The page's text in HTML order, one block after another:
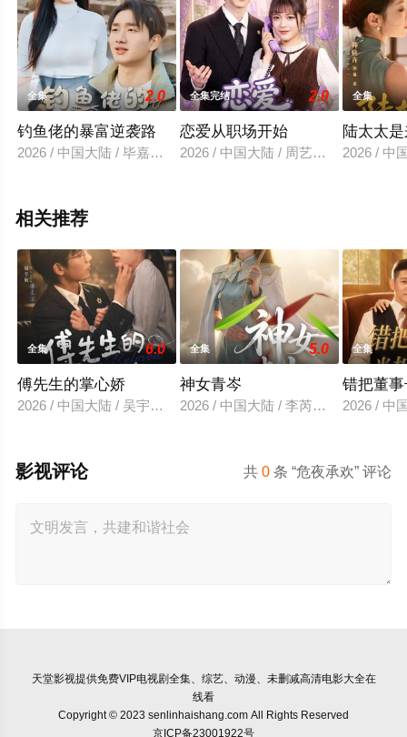
全集 2.0
钓鱼佬的暴富逆袭路
2026 / 中国大陆 / 毕嘉祥＆雨柯
全集完结 2.0
恋爱从职场开始
2026 / 中国大陆 / 周艺凝＆廖文根＆
全集
陆太太
2026 / 中
相关推荐
全集 6.0
傅先生的掌心娇
2026 / 中国大陆 / 吴宇航＆郑千亦
全集 5.0
神女青岑
2026 / 中国大陆 / 李芮峤＆张媛媛
全集
错把董
2026 / 中
共0 条 “危夜承欢” 评论
影视评论
天堂影视提供免费VIP电视剧全集、综艺、动漫、未删减高清电影大全在
线看
Copyright © 2023 senlinhaishang.com All Rights Reserved
京ICP备23001922号